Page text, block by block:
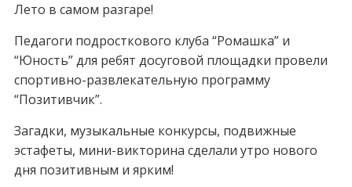
Лето в самом разгаре!
Педагоги подросткового клуба “Ромашка” и
“Юность” для ребят досуговой площадки провели
спортивно-развлекательную программу
“Позитивчик”.
Загадки, музыкальные конкурсы, подвижные
эстафеты, мини-викторина сделали утро нового
дня позитивным и ярким!